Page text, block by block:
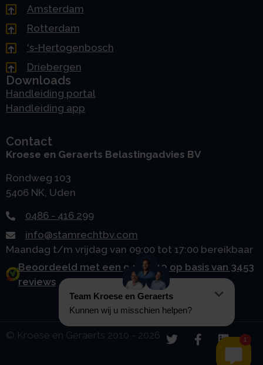
Amsterdam
Rotterdam
's-Hertogenbosch
Driebergen
Downloads
Handleiding portal
Handleiding app
Contact
Kroese en Geraerts Belastingadvies BV
Rondweg 103
5406 NK, Uden
0486 - 416 299
info@stamrechtbv.com
Maandag t/m vrijdag van 09:00 tot 17:00 bereikbaar
Beoordeeld met een 9.0 uit 10 op basis van 3453
reviews
© Kroese en Geraerts 2010 - 2026